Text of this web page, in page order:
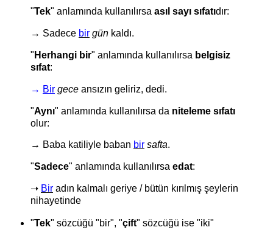
"Tek" anlamında kullanılırsa asıl sayı sıfatıdır:
→ Sadece bir gün kaldı.
" Herhangi bir" anlamında kullanılırsa belgisiz
sıfat:
→ Bir gece ansızın geliriz, dedi.
"Aynı" anlamında kullanılırsa da niteleme sıfatı
olur:
→ Baba katiliyle baban bir safta.
"Sadece" anlamında kullanılırsa edat:
➝ Bir adın kalmalı geriye / bütün kırılmış şeylerin
nihayetinde
"Tek" sözcüğü "bir", "çift" sözcüğü ise "iki"